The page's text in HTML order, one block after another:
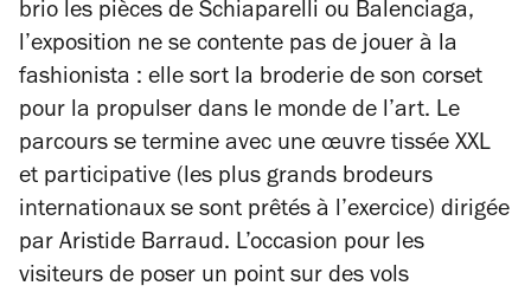
brio les pièces de Schiaparelli ou Balenciaga,
l’exposition ne se contente pas de jouer à la
fashionista : elle sort la broderie de son corset
pour la propulser dans le monde de l’art. Le
parcours se termine avec une œuvre tissée XXL
et participative (les plus grands brodeurs
internationaux se sont prêtés à l’exercice) dirigée
par Aristide Barraud. L’occasion pour les
visiteurs de poser un point sur des vols